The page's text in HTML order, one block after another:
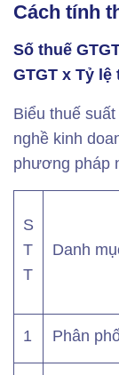
Cách tính
Số thuế
GTGT x Tỷ lệ
Biểu thuế
nghề kinh
phương pháp
S
T
T
Danh
1 Phân